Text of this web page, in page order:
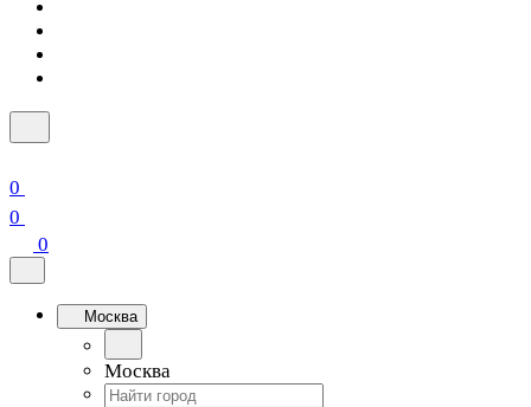
0
0
0
Москва
Москва